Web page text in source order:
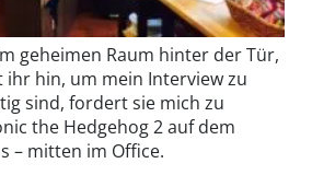
geheimen Raum hinter der Tür,
ihr hin, um mein Interview zu
sind, fordert sie mich zu
the Hedgehog 2 auf dem
– mitten im Office.